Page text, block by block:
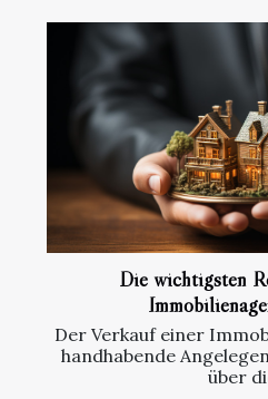
Die wichtigsten
Der Verkauf einer
handhabende
über